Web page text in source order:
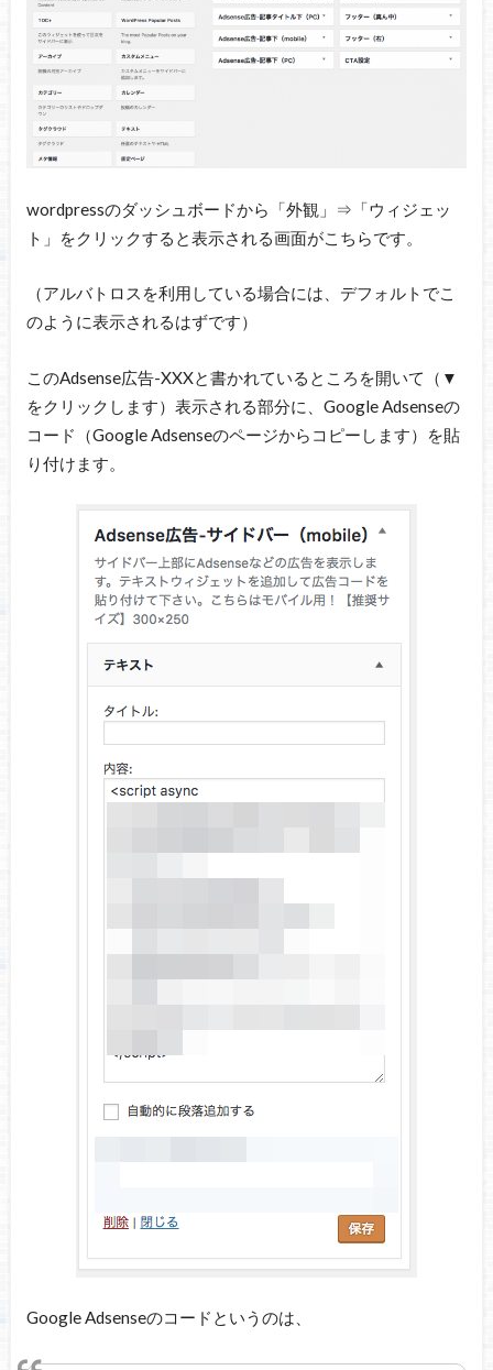
wordpressのダッシュボードから「外観」⇒「ウィジェッ
ト」をクリックすると表示される画面がこちらです。
（アルバトロスを利用している場合には、デフォルトでこ
のように表示されるはずです）
このAdsense広告-XXXと書かれているところを開いて（▼
をクリックします）表示される部分に、Google Adsenseの
コード（Google Adsenseのページからコピーします）を貼
り付けます。
Google Adsenseのコードというのは、